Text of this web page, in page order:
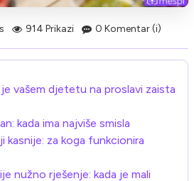
914 Prikazi 0 Komentar (i)
vašem djetetu na proslavi zaista
kada ima najviše smisla
kasnije: za koga funkcionira
nužno rješenje: kada je mali